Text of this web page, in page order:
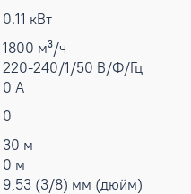
0.11 кВт
1800 м³/ч
220-240/1/50 В/Ф/Гц
0 А
0
30 м
0 м
9,53 (3/8) мм (дюйм)